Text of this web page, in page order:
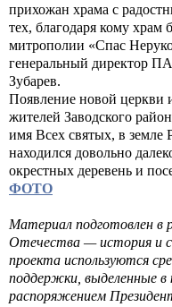
прихожан храма с
тех, благодаря кому
митрополии «Спас
генеральный директор
Зубарев.
Появление новой церкви
жителей Заводского
имя Всех святых, в
находился довольно
окрестных деревень и
ФОТО
Материал подготовлен в
Отечества — история и
проекта используются
поддержки, выделенные
распоряжением